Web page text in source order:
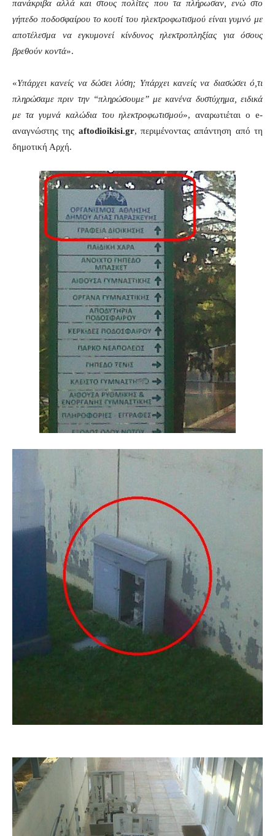
πανάκριβααλλά και στους πολίτες που τα πλήρωσαν, ενώ στο
γήπεδο ποδοσφαίρου το κουτί του ηλεκτροφωτισμού είναι γυμνό με
αποτέλεσμα να εγκυμονεί κίνδυνος ηλεκτροπληξίας για όσους
βρεθούν κοντά».
«Υπάρχει κανείς να δώσει λύση; Υπάρχει κανείς να διασώσει ό,τι
πληρώσαμε πριν την “πληρώσουμε” με κανένα δυστύχημα, ειδικά
με τα γυμνά καλώδια του ηλεκτροφωτισμού», αναρωτιέται ο e-
αναγνώστης της aftodioikisi.gr, περιμένοντας απάντηση από τη
δημοτική Αρχή.